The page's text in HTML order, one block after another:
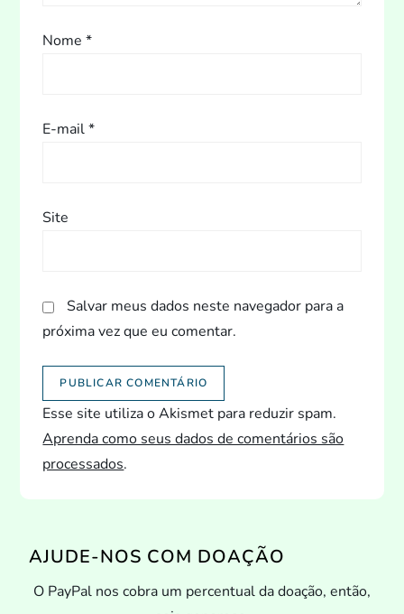
Nome*
E-mail*
Site
Salvar meus dados neste navegador para a
próxima vez que eu comentar.
Esse site utiliza o Akismet para reduzir spam.
Aprenda como seus dados de comentários são
processados.
AJUDE-NOS COM DOAÇÃO
O PayPal nos cobra um percentual da doação, então,